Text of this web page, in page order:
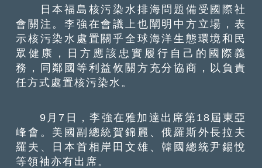
日本福島核污染水排海問題備受國際社
會關注。李強在會議上也闡明中方立場，表
示核污染水處置關乎全球海洋生態環境和民
眾健康，日方應該忠實履行自己的國際義
務，同鄰國等利益攸關方充分協商，以負責
任方式處置核污染水。
9月7日，李強在雅加達出席第18屆東亞
峰會。美國副總統賀錦麗、俄羅斯外長拉夫
羅夫、日本首相岸田文雄、韓國總統尹錫悅
等領袖亦有出席。